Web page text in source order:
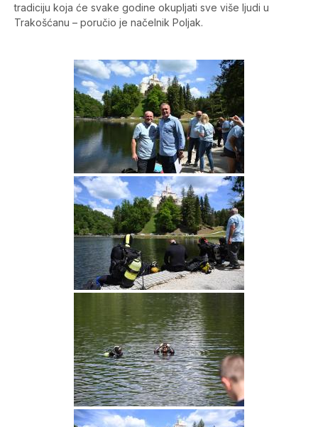
tradiciju koja će svake godine okupljati sve više ljudi u
Trakošćanu – poručio je načelnik Poljak.